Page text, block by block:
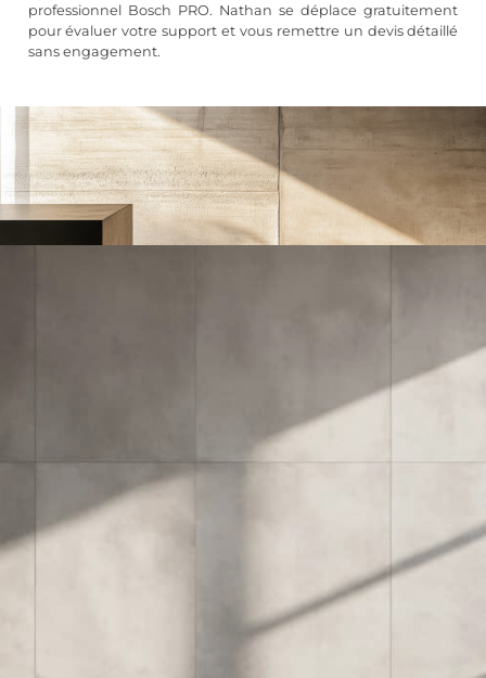
professionnel Bosch PRO. Nathan se déplace gratuitement
pour évaluer votre support et vous remettre un devis détaillé
sans engagement.